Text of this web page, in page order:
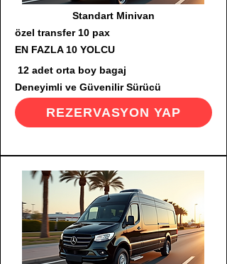
Standart Minivan
özel transfer 10 pax
EN FAZLA 10 YOLCU
12 adet orta boy bagaj
Deneyimli ve Güvenilir Sürücü
REZERVASYON YAP